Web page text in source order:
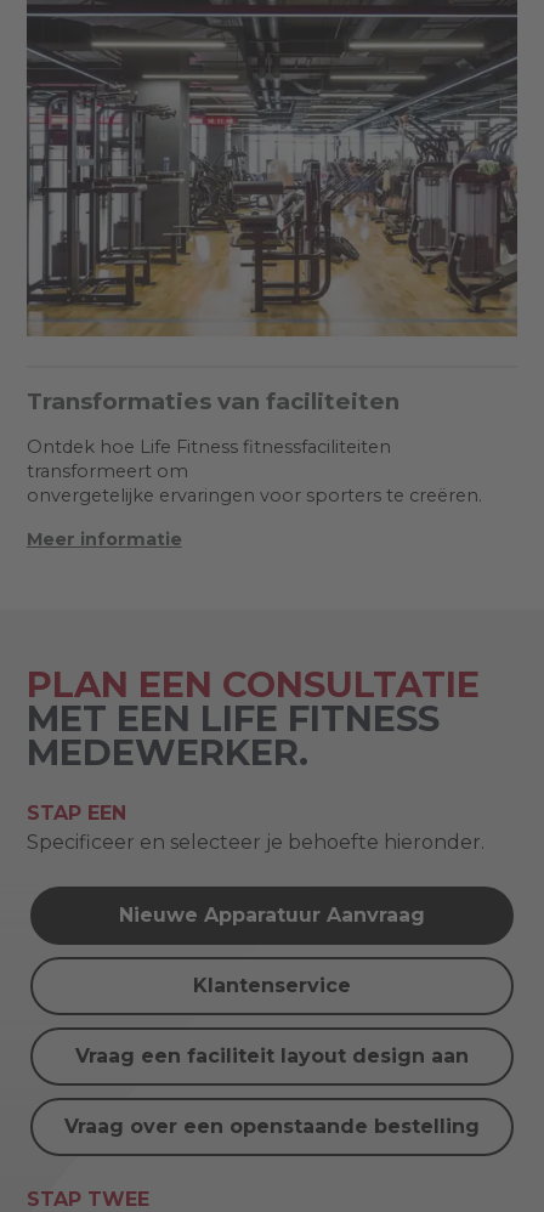
Transformaties van faciliteiten
Ontdek hoe Life Fitness fitnessfaciliteiten
transformeert om
onvergetelijke ervaringen voor sporters te creëren.
Meer informatie
PLAN EEN CONSULTATIE
MET EEN LIFE FITNESS
MEDEWERKER.
STAP EEN
Specificeer en selecteer je behoefte hieronder.
Nieuwe Apparatuur Aanvraag
Klantenservice
Vraag een faciliteit layout design aan
Vraag over een openstaande bestelling
STAP TWEE